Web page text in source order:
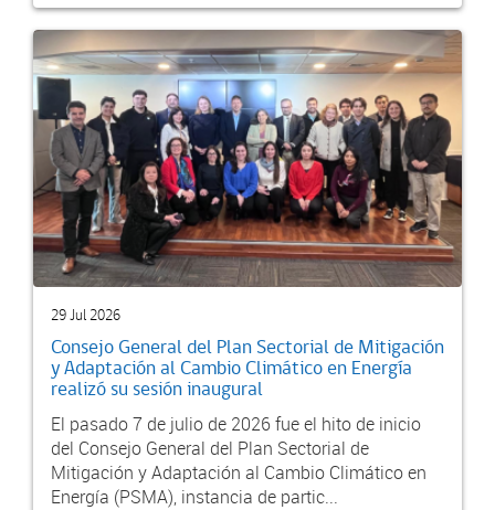
29 Jul 2026
Consejo General del Plan Sectorial de Mitigación
y Adaptación al Cambio Climático en Energía
realizó su sesión inaugural
El pasado 7 de julio de 2026 fue el hito de inicio
del Consejo General del Plan Sectorial de
Mitigación y Adaptación al Cambio Climático en
Energía (PSMA), instancia de partic...